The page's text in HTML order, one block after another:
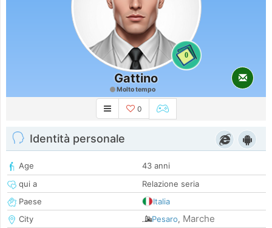
0
Gattino
Molto tempo
0
Identità personale
Age
43 anni
qui a
Relazione seria
Paese
Italia
City
Pesaro, Marche